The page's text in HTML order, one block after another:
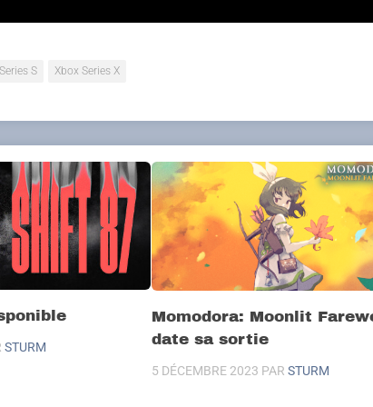
S Xbox Series X
STURM
Momodora: Moonlit
date sa sortie
5 DÉCEMBRE 2023 PARSTURM